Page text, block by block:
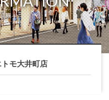
細
モ大井町店